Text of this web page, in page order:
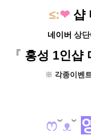
≤:❤ 샵
네이버 상단
『 홍성 1인샵
※ 각종이벤
ෆ˘ᴥ˘